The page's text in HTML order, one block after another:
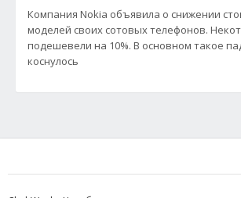
Компания Nokia объявила о снижении
моделей своих сотовых телефонов.
подешевели на 10%. В основном такое
коснулось